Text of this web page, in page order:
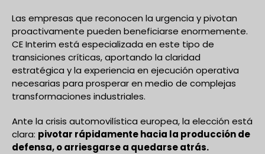
Las empresas que reconocen la urgencia y pivotan
proactivamente pueden beneficiarse enormemente.
CE Interim está especializada en este tipo de
transiciones críticas, aportando la claridad
estratégica y la experiencia en ejecución operativa
necesarias para prosperar en medio de complejas
transformaciones industriales.
Ante la crisis automovilística europea, la elección está
clara: pivotar rápidamente hacia la producción de
defensa, o arriesgarse a quedarse atrás.